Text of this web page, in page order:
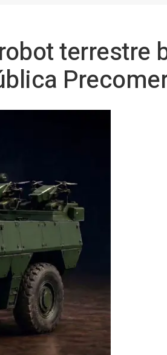
terrestre